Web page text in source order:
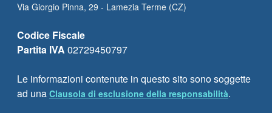
Via Giorgio Pinna, 29 - Lamezia Terme (CZ)
Codice Fiscale
Partita IVA 02729450797
Le informazioni contenute in questo sito sono soggette
ad una Clausola di esclusione della responsabilità.